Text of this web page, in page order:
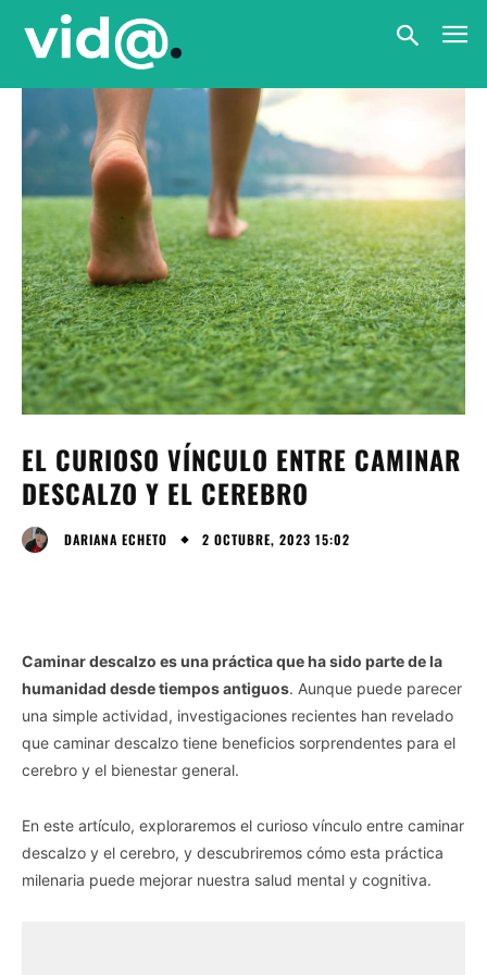
EL CURIOSO VÍNCULO ENTRE CAMINAR
DESCALZO Y EL CEREBRO
DARIANA ECHETO 2 OCTUBRE, 2023 15:02
Caminar descalzo es una práctica que ha sido parte de la
humanidad desde tiempos antiguos. Aunque puede parecer
una simple actividad, investigaciones recientes han revelado
que caminar descalzo tiene beneficios sorprendentes para el
cerebro y el bienestar general.
En este artículo, exploraremos el curioso vínculo entre caminar
descalzo y el cerebro, y descubriremos cómo esta práctica
milenaria puede mejorar nuestra salud mental y cognitiva.